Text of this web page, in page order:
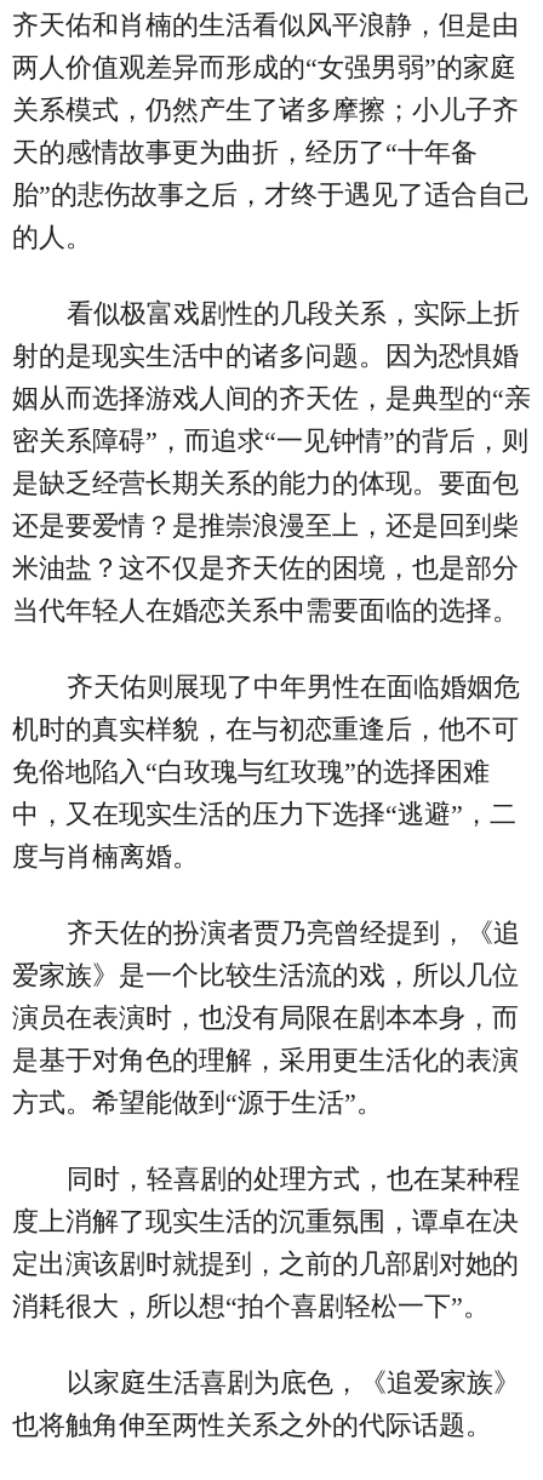
齐天佑和肖楠的生活看似风平浪静，但是由
两人价值观差异而形成的“女强男弱”的家庭
关系模式，仍然产生了诸多摩擦；小儿子齐
天的感情故事更为曲折，经历了“十年备
胎”的悲伤故事之后，才终于遇见了适合自己
的人。
看似极富戏剧性的几段关系，实际上折
射的是现实生活中的诸多问题。因为恐惧婚
姻从而选择游戏人间的齐天佐，是典型的“亲
密关系障碍”，而追求“一见钟情”的背后，则
是缺乏经营长期关系的能力的体现。要面包
还是要爱情？是推崇浪漫至上，还是回到柴
米油盐？这不仅是齐天佐的困境，也是部分
当代年轻人在婚恋关系中需要面临的选择。
齐天佑则展现了中年男性在面临婚姻危
机时的真实样貌，在与初恋重逢后，他不可
免俗地陷入“白玫瑰与红玫瑰”的选择困难
中，又在现实生活的压力下选择“逃避”，二
度与肖楠离婚。
齐天佐的扮演者贾乃亮曾经提到，《追
爱家族》是一个比较生活流的戏，所以几位
演员在表演时，也没有局限在剧本本身，而
是基于对角色的理解，采用更生活化的表演
方式。希望能做到“源于生活”。
同时，轻喜剧的处理方式，也在某种程
度上消解了现实生活的沉重氛围，谭卓在决
定出演该剧时就提到，之前的几部剧对她的
消耗很大，所以想“拍个喜剧轻松一下”。
以家庭生活喜剧为底色，《追爱家族》
也将触角伸至两性关系之外的代际话题。